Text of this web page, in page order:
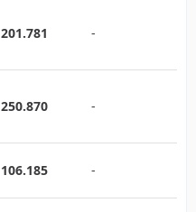
201.781 -
250.870 -
106.185 -